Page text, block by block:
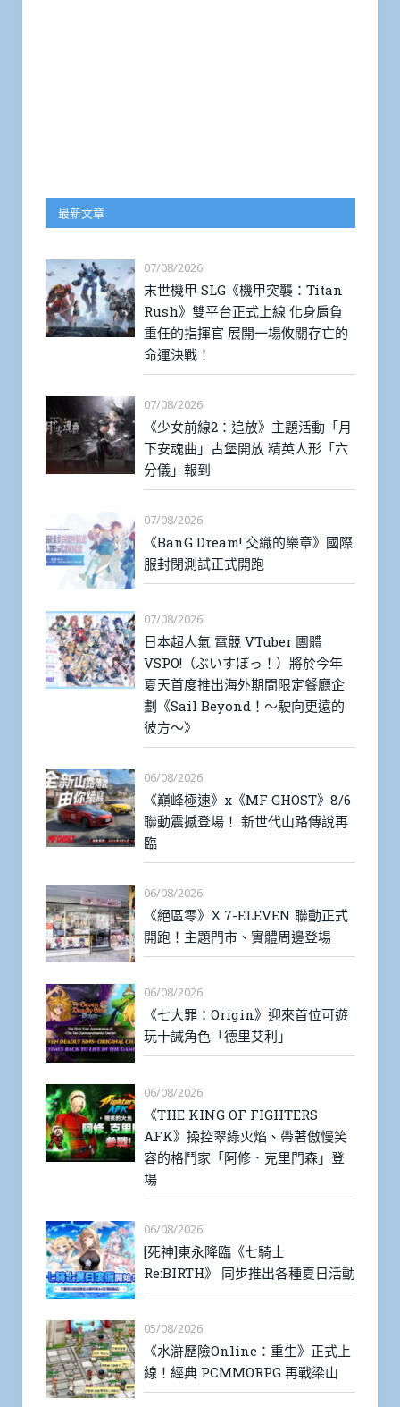
最新文章
07/08/2026
末世機甲 SLG《機甲突襲：Titan
Rush》雙平台正式上線 化身肩負
重任的指揮官 展開一場攸關存亡的
命運決戰！
07/08/2026
《少女前線2：追放》主題活動「月
下安魂曲」古堡開放 精英人形「六
分儀」報到
07/08/2026
《BanG Dream! 交織的樂章》國際
服封閉測試正式開跑
07/08/2026
日本超人氣 電競 VTuber 團體
VSPO!（ぶいすぽっ！）將於今年
夏天首度推出海外期間限定餐廳企
劃《Sail Beyond！～駛向更遠的
彼方～》
06/08/2026
《巔峰極速》x《MF GHOST》8/6
聯動震撼登場！ 新世代山路傳說再
臨
06/08/2026
《絕區零》X 7-ELEVEN 聯動正式
開跑！主題門市、實體周邊登場
06/08/2026
《七大罪：Origin》迎來首位可遊
玩十誡角色「德里艾利」
06/08/2026
《THE KING OF FIGHTERS
AFK》操控翠綠火焰、帶著傲慢笑
容的格鬥家「阿修．克里門森」登
場
06/08/2026
[死神]東永降臨《七騎士
Re:BIRTH》 同步推出各種夏日活動
05/08/2026
《水滸歷險Online：重生》正式上
線！經典 PCMMORPG 再戰梁山